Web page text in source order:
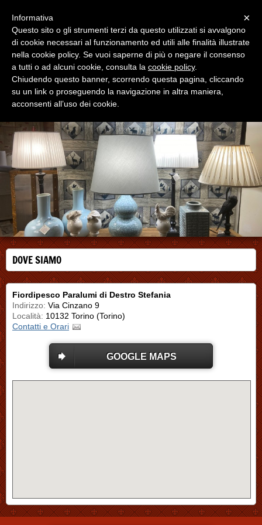
Paralumi Fiordipesco Torino
di Stefania Destro Paralumi Artigianali e Basi Lampade
DOVE SIAMO
Fiordipesco Paralumi di Destro Stefania
Indirizzo: Via Cinzano 9
Località: 10132 Torino (Torino)
Contatti e Orari
GOOGLE MAPS
×
Informativa
Questo sito o gli strumenti terzi da questo utilizzati si avvalgono
di cookie necessari al funzionamento ed utili alle finalità illustrate
nella cookie policy. Se vuoi saperne di più o negare il consenso
a tutti o ad alcuni cookie, consulta la cookie policy.
Chiudendo questo banner, scorrendo questa pagina, cliccando
su un link o proseguendo la navigazione in altra maniera,
acconsenti all’uso dei cookie.